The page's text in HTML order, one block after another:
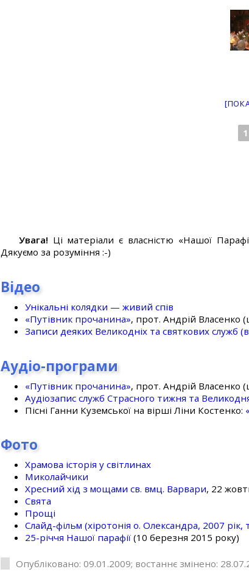
1
Увага! Ці матеріали є власністю «Нашої
Дякуємо за розуміння :-)
Відео
Унікальні колядки — живий спів
«Путівник прочанина», прот. Андрій Власенко
Записи деяких Великодніх та святкових служб
Аудіо-програми
«Путівник прочанина», прот. Андрій Власенко
Аудіозапис служб Страсного тижня та
Пісні Ганни Куземської на вірші Ліни Костенко:
Фото
Храмова історія у світлинах
Миколайчики
Хресний хід з мощами св. вмц. Варвари, 22
Свята
Прощі
Слайд-фільм (хіротонія о. Олександра, 2007 рік,
25-рiччя Нашої парафiї (10 березня 2015 року)
Опубліковано: 09.01.2009; востаннє змінено: